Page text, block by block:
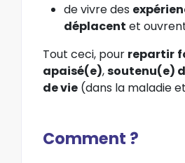
de vivre des
déplacent et
Tout ceci, pour repartir
apaisé(e),soutenu(e)
de vie (dans la maladie
Comment ?